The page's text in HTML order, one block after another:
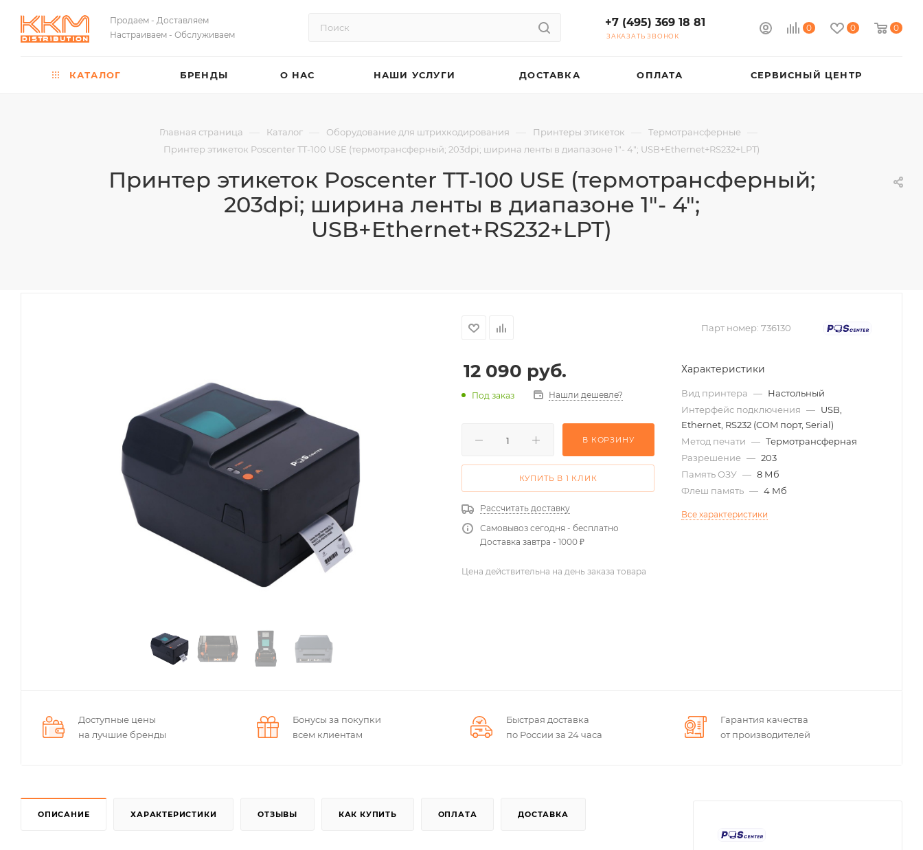
Продаем - Доставляем
Настраиваем - Обслуживаем
0 0 0
+7 (495) 369 18 81
ЗАКАЗАТЬ ЗВОНОК
КАТАЛОГ БРЕНДЫ О НАС НАШИ УСЛУГИ ДОСТАВКА ОПЛАТА СЕРВИСНЫЙ ЦЕНТР
Главная страница — Каталог — Оборудование для штрихкодирования — Принтеры этикеток — Термотрансферные —
Принтер этикеток Poscenter TT-100 USE (термотрансферный; 203dpi; ширина ленты в диапазоне 1"- 4"; USB+Ethernet+RS232+LPT)
Принтер этикеток Poscenter TT-100 USE (термотрансферный;
203dpi; ширина ленты в диапазоне 1"- 4";
USB+Ethernet+RS232+LPT)
Парт номер: 736130
12 090 руб.
Под заказ Нашли дешевле?
В КОРЗИНУ
КУПИТЬ В 1 КЛИК
Рассчитать доставку
Самовывоз сегодня - бесплатно
Доставка завтра - 1000 ₽
Характеристики
Вид принтера — Настольный
Интерфейс подключения — USB,
Ethernet, RS232 (COM порт, Serial)
Метод печати — Термотрансферная
Разрешение — 203
Память ОЗУ — 8 Мб
Флеш память — 4 Мб
Все характеристики
Цена действительна на день заказа товара
Доступные цены
на лучшие бренды
Бонусы за покупки
всем клиентам
Быстрая доставка
по России за 24 часа
Гарантия качества
от производителей
ОПИСАНИЕ ХАРАКТЕРИСТИКИ ОТЗЫВЫ КАК КУПИТЬ ОПЛАТА ДОСТАВКА